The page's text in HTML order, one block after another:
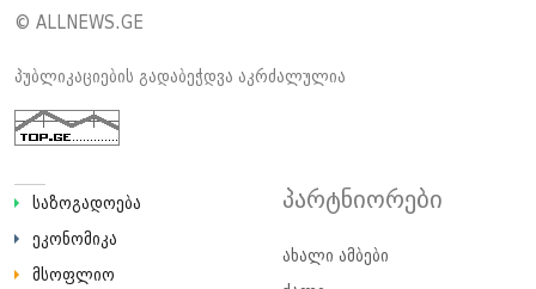
© ALLNEWS.GE
პუბლიკაციების გადაბეჭდვა აკრძალულია
საზოგადოება
ეკონომიკა
მსოფლიო
პარტნიორები
ახალი ამბები